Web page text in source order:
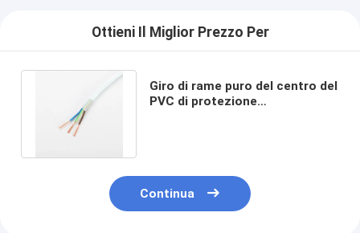
Ottieni Il Miglior Prezzo Per
Giro di rame puro del centro del
PVC di protezione
Continua